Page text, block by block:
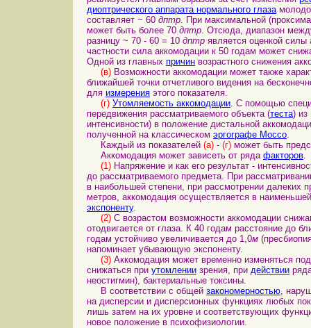
диоптрического аппарата нормального глаза
составляет ~ 60 дптр. При максимальной
может быть более 70 дптр. Отсюда, диапазон
разницу ~ 70 - 60 = 10 дптр является оценкой
частности сила аккомодации к 50 годам может
Одной из главных причин возрастного снижения
(в) Возможности аккомодации может также
ближайшей точки отчетливого видения на
для измерения этого показателя.
(г) Утомляемость аккомодации. С помощью
передвижения рассматриваемого объекта (теста) из
интенсивности) в положение дистальной
полученной на классическом эргографе Моссо.
Каждый из показателей (а) - (г) может быть
Аккомодация может зависеть от ряда факторов.
(1) Напряжение и как его результат -
до рассматриваемого предмета. При
в наибольшей степени, при рассмотрении далеких
метров, аккомодация осуществляется в
экспоненту.
(2) С возрастом возможности аккомодации
отодвигается от глаза. К 40 годам расстояние до
годам устойчиво увеличивается до 1,0м
напоминает убывающую экспоненту.
(3) Аккомодация может временно изменяться
снижаться при утомлении зрения, при действии
неостигмин), бактериальные токсины.
В соответствии с общей закономерностью,
на дисперсии и дисперсионных функциях любых
лишь затем на их уровне и соответствующих
новое положение в психофизиологии.